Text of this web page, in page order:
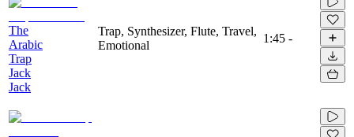
The
Arabic
Trap
Jack
Jack
Trap, Synthesizer, Flute, Travel,
Emotional
1:45 -